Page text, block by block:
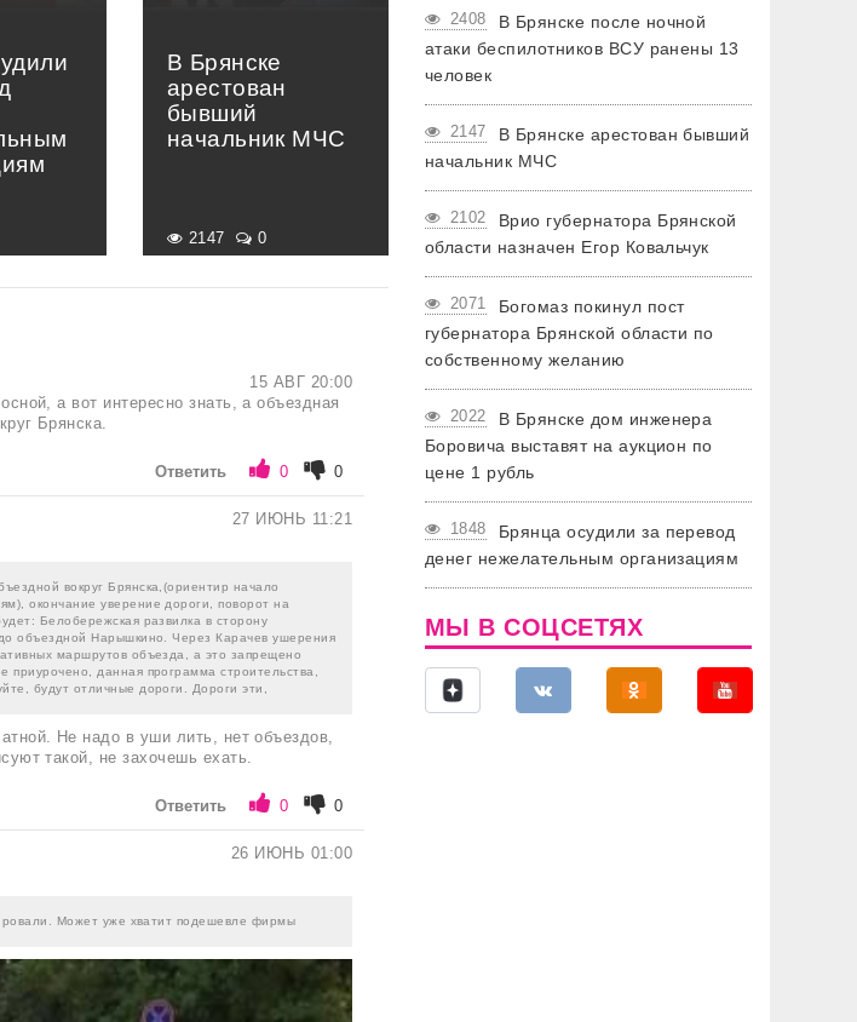
В Брянске
арестован
бывший
начальник МЧС
2147 0
15 АВГ 20:00
а вот интересно знать, а объездная
Брянска.
Ответить 0 0
27 ИЮНЬ 11:21
вокруг Брянска,(ориентир начало
окончание уверение дороги, поворот на
Белобережская развилка в сторону
объездной Нарышкино. Через Карачев ушерения
маршрутов объезда, а это запрещено
данная программа строительства,
будут отличные дороги. Дороги эти,
Не надо в уши лить, нет объездов,
такой, не захочешь ехать.
Ответить 0 0
26 ИЮНЬ 01:00
Может уже хватит подешевле фирмы
2408
В Брянске после ночной
атаки беспилотников ВСУ ранены 13
человек
2147
В Брянске арестован бывший
начальник МЧС
2102
Врио губернатора Брянской
области назначен Егор Ковальчук
2071
Богомаз покинул пост
губернатора Брянской области по
собственному желанию
2022
В Брянске дом инженера
Боровича выставят на аукцион по
цене 1 рубль
1848
Брянца осудили за перевод
денег нежелательным организациям
МЫ В СОЦСЕТЯХ